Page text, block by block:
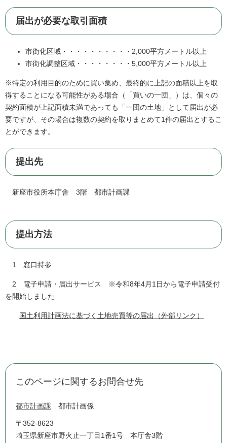
届出が必要な取引面積
市街化区域・・・・・・・・・・2,000平方メートル以上
市街化調整区域・・・・・・・・5,000平方メートル以上
※特定の利用目的のために買い集め、最終的に上記の面積以上を取
得することになる可能性がある場合（「買いの一団」）は、個々の
契約面積が上記面積未満であっても「一団の土地」として届出が必
要ですが、その場合は複数の契約を取りまとめて1件の届出とするこ
とができます。
提出先
新座市役所本庁舎 3階 都市計画課
提出方法
1 窓口持参
2 電子申請・届出サービス ※令和8年4月1日から電子申請受付
を開始しました
国土利用計画法に基づく土地売買等の届出（外部リンク）
このページに関するお問合せ先
都市計画課 都市計画係
〒352-8623
埼玉県新座市野火止一丁目1番1号 本庁舎3階